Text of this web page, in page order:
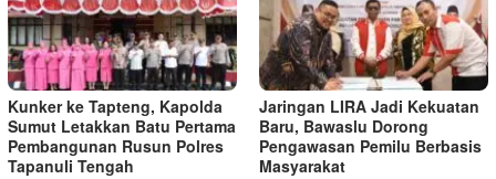
Kunker ke Tapteng, Kapolda
Sumut Letakkan Batu Pertama
Pembangunan Rusun Polres
Tapanuli Tengah
Jaringan LIRA Jadi Kekuatan
Baru, Bawaslu Dorong
Pengawasan Pemilu Berbasis
Masyarakat